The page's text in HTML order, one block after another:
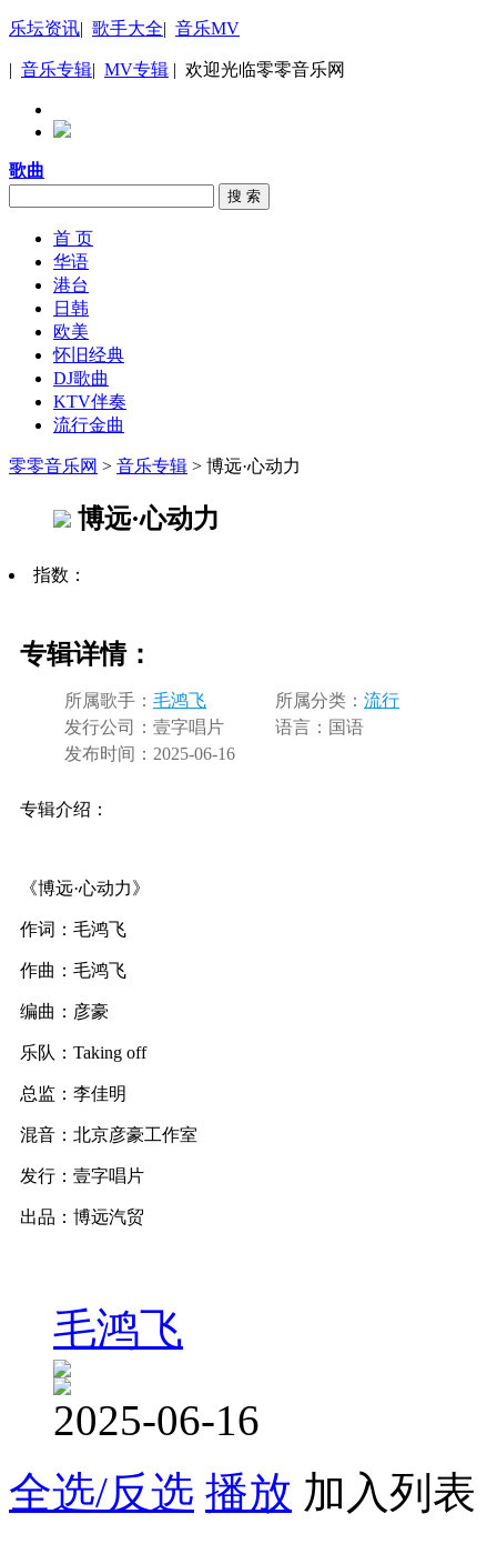
乐坛资讯| 歌手大全| 音乐MV
| 音乐专辑| MV专辑 | 欢迎光临零零音乐网
歌曲
搜 索
首 页
华语
港台
日韩
欧美
怀旧经典
DJ歌曲
KTV伴奏
流行金曲
零零音乐网 > 音乐专辑 > 博远·心动力
博远·心动力
指数：
专辑详情：
所属歌手： 毛鸿飞 所属分类： 流行
发行公司： 壹字唱片 语言： 国语
发布时间： 2025-06-16
专辑介绍：
《博远·心动力》
作词：毛鸿飞
作曲：毛鸿飞
编曲：彦豪
乐队：Taking off
总监：李佳明
混音：北京彦豪工作室
发行：壹字唱片
出品：博远汽贸
毛鸿飞
2025-06-16
全选/反选 播放 加入列表